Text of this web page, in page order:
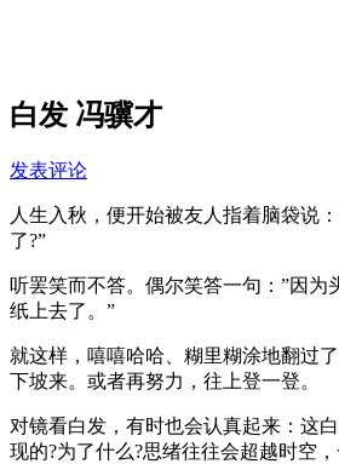
白发 冯骥才
发表评论
人生入秋，便开始被友人指着脑袋说
了?”
听罢笑而不答。偶尔笑答一句：”因为
纸上去了。”
就这样，嘻嘻哈哈、糊里糊涂地翻过
下坡来。或者再努力，往上登一登。
对镜看白发，有时也会认真起来：这
现的?为了什么?思绪往往会超越时空